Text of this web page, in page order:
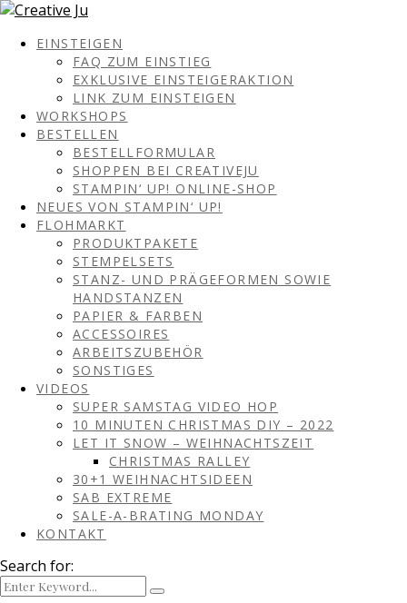
EINSTEIGEN
FAQ ZUM EINSTIEG
EXKLUSIVE EINSTEIGERAKTION
LINK ZUM EINSTEIGEN
WORKSHOPS
BESTELLEN
BESTELLFORMULAR
SHOPPEN BEI CREATIVEJU
STAMPIN‘ UP! ONLINE-SHOP
NEUES VON STAMPIN‘ UP!
FLOHMARKT
PRODUKTPAKETE
STEMPELSETS
STANZ- UND PRÄGEFORMEN SOWIE
HANDSTANZEN
PAPIER & FARBEN
ACCESSOIRES
ARBEITSZUBEHÖR
SONSTIGES
VIDEOS
SUPER SAMSTAG VIDEO HOP
10 MINUTEN CHRISTMAS DIY – 2022
LET IT SNOW – WEIHNACHTSZEIT
CHRISTMAS RALLEY
30+1 WEIHNACHTSIDEEN
SAB EXTREME
SALE-A-BRATING MONDAY
KONTAKT
Search for: